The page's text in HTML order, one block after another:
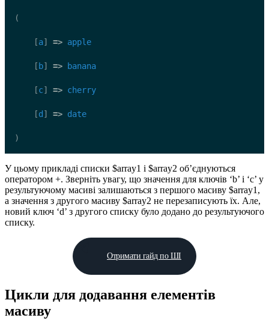
(
[a] => apple
[ b] => banana
[c] => cherry
[d ] => date
)
У цьому прикладі списки $array1 і $array2 об’єднуються
оператором +. Зверніть увагу, що значення для ключів ‘b’ і ‘c’ у
результуючому масиві залишаються з першого масиву $array1,
а значення з другого масиву $array2 не перезаписують їх. Але,
новий ключ ‘d’ з другого списку було додано до результуючого
списку.
Отримати гайд по ШІ
Цикли для додавання елементів
масиву